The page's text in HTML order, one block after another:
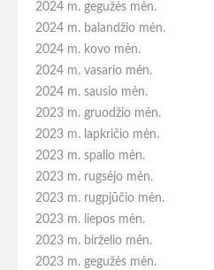
2024 m. gegužės mėn.
2024 m. balandžio mėn.
2024 m. kovo mėn.
2024 m. vasario mėn.
2024 m. sausio mėn.
2023 m. gruodžio mėn.
2023 m. lapkričio mėn.
2023 m. spalio mėn.
2023 m. rugsėjo mėn.
2023 m. rugpjūčio mėn.
2023 m. liepos mėn.
2023 m. birželio mėn.
2023 m. gegužės mėn.